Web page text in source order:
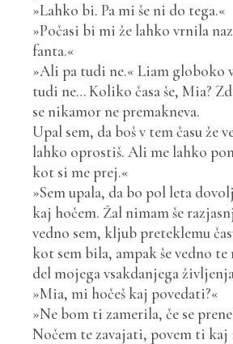
»Lahko bi. Pa mi še ni do tega.«
»Počasi bi mi že lahko vrnila
fanta.«
»Ali pa tudi ne.« Liam globoko
tudi ne… Koliko časa še, Mia?
se nikamor ne premakneva.
Upal sem, da boš v tem času že
lahko oprostiš. Ali me lahko
kot si me prej.«
»Sem upala, da bo pol leta
kaj hočem. Žal nimam še
vedno sem, kljub preteklemu
kot sem bila, ampak še vedno
del mojega vsakdanjega
»Mia, mi hočeš kaj povedati?«
»Ne bom ti zamerila, če se
Nočem te zavajati, povem ti